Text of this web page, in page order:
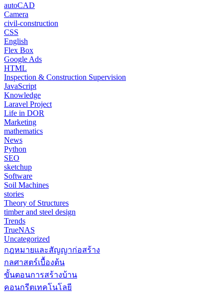
autoCAD
Camera
civil-construction
CSS
English
Flex Box
Google Ads
HTML
Inspection & Construction Supervision
JavaScript
Knowledge
Laravel Project
Life in DOR
Marketing
mathematics
News
Python
SEO
sketchup
Software
Soil Machines
stories
Theory of Structures
timber and steel design
Trends
TrueNAS
Uncategorized
กฎหมายและสัญญาก่อสร้าง
กลศาสตร์เบื้องต้น
ขั้นตอนการสร้างบ้าน
คอนกรีตเทคโนโลยี